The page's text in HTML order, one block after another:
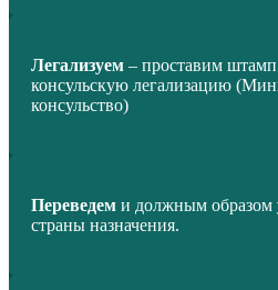
Легализуем – проставим
консульскую легализацию
консульство)
Переведем и должным образом
страны назначения.